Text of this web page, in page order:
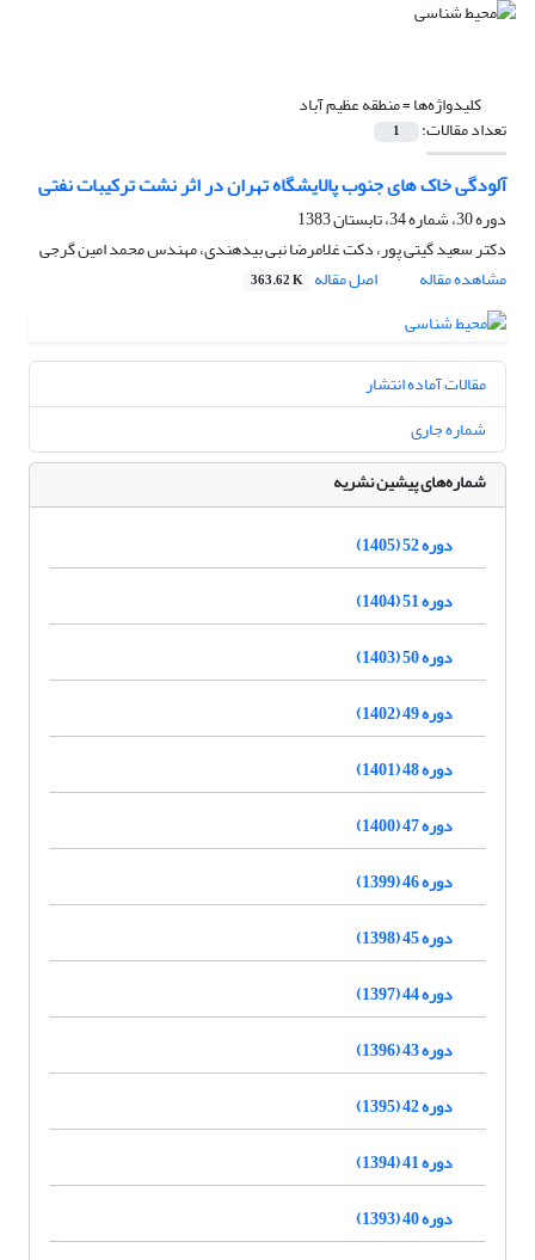
کلیدواژه‌ها =منطقه عظیم آباد
تعداد مقالات: 1
آلودگی خاک های جنوب پالایشگاه تهران در اثر نشت ترکیبات نفتی
دوره 30، شماره 34، تابستان 1383
دکتر سعید گیتی پور، دکت غلامرضا نبی بیدهندی، مهندس محمد امین گرجی
مشاهده مقاله
اصل مقاله 363.62 K
مقالات آماده انتشار
شماره جاری
شماره‌های پیشین نشریه
دوره 52 (1405)
دوره 51 (1404)
دوره 50 (1403)
دوره 49 (1402)
دوره 48 (1401)
دوره 47 (1400)
دوره 46 (1399)
دوره 45 (1398)
دوره 44 (1397)
دوره 43 (1396)
دوره 42 (1395)
دوره 41 (1394)
دوره 40 (1393)